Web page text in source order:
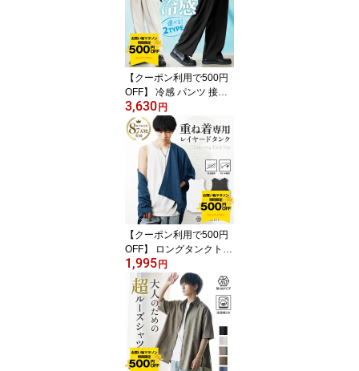
レディース 大きいサイズ
体型カバー ビッグ ドル
マンスリーブ 白T 5分袖
厚手 夏服 メンズファッ
ション 韓国ファッション
【クーポン利用で500円
OFF】 冷感 パンツ 接触
冷感 パンツ 冷感パンツ
接触冷感パンツ ワイドパ
ンツ メンズ テーパード
パンツ メンズ ワイドパ
ンツ 夏 パンツ メンズ 涼
しい スラックス 夏 イー
ジーパンツ メンズ ウエ
ストゴム ブラック ホワ
イト 韓国 ファッション
夏服
3,630円
【クーポン利用で500円
OFF】 ロングタンクトッ
プ メンズ 夏 春 タンクト
ップ メンズ ロング丈タ
ンクトップ 汗染み 軽減
厚手 透けない 肉厚 タン
ク 重ね着 インナー ロン
グ丈 カットソー レイヤ
ードタンクトップ 白 黒
無地 夏服 春服 メンズフ
1,995円